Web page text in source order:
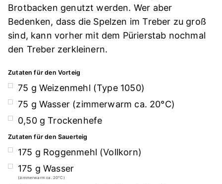
Brotbacken genutzt werden. Wer aber
Bedenken, dass die Spelzen im Treber zu groß
sind, kann vorher mit dem Pürierstab nochmal
den Treber zerkleinern.
Zutaten für den Vorteig
75 g Weizenmehl (Type 1050)
75 g Wasser (zimmerwarm ca. 20°C)
0,50 g Trockenhefe
Zutaten für den Sauerteig
175 g Roggenmehl (Vollkorn)
175 g Wasser
(zimmerwarm ca. 20°C)